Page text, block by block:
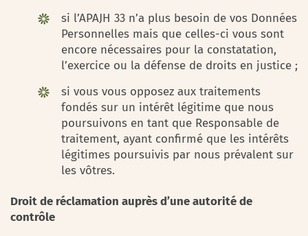
si l’APAJH 33 n’a plus besoin de vos Données
Personnelles mais que celles-ci vous sont
encore nécessaires pour la constatation,
l’exercice ou la défense de droits en justice ;
si vous vous opposez aux traitements
fondés sur un intérêt légitime que nous
poursuivons en tant que Responsable de
traitement, ayant confirmé que les intérêts
légitimes poursuivis par nous prévalent sur
les vôtres.
Droit de réclamation auprès d’une autorité de
contrôle